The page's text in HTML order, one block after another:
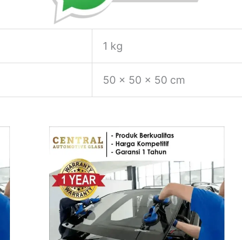
1 kg
50 × 50 × 50 cm